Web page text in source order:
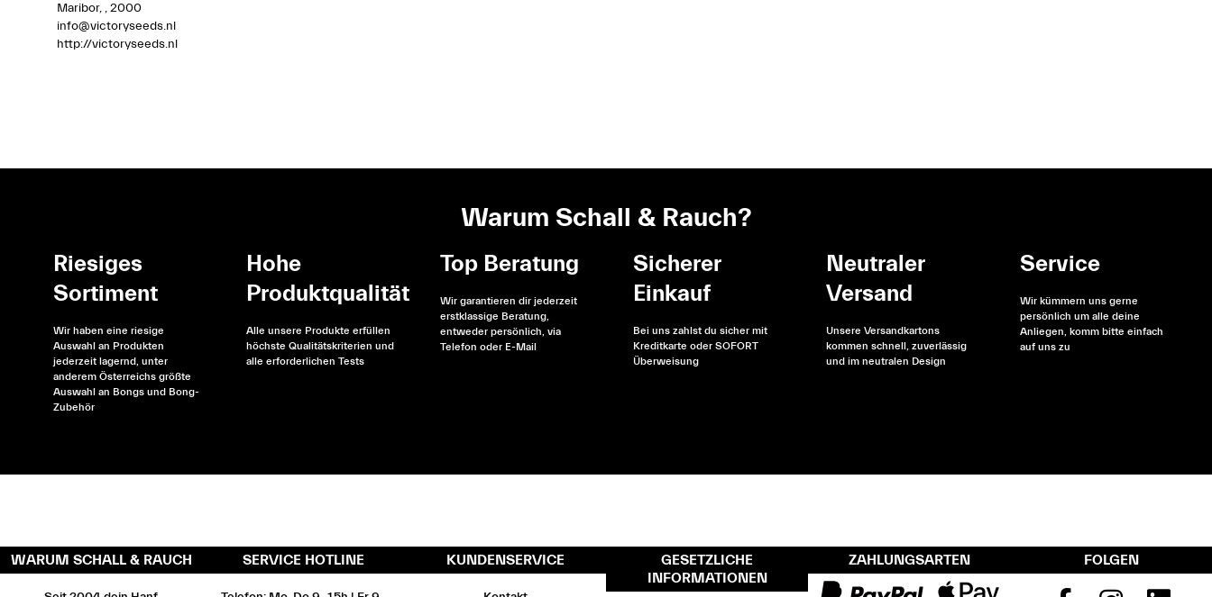
Maribor, , 2000
info@victoryseeds.nl
http://victoryseeds.nl
Warum Schall & Rauch?
Riesiges
Sortiment
Wir haben eine riesige
Auswahl an Produkten
jederzeit lagernd, unter
anderem Österreichs größte
Auswahl an Bongs und Bong-
Zubehör
Hohe
Produktqualität
Alle unsere Produkte erfüllen
höchste Qualitätskriterien und
alle erforderlichen Tests
Top Beratung
Wir garantieren dir jederzeit
erstklassige Beratung,
entweder persönlich, via
Telefon oder E-Mail
Sicherer
Einkauf
Bei uns zahlst du sicher mit
Kreditkarte oder SOFORT
Überweisung
Neutraler
Versand
Unsere Versandkartons
kommen schnell, zuverlässig
und im neutralen Design
Service
Wir kümmern uns gerne
persönlich um alle deine
Anliegen, komm bitte einfach
auf uns zu
WARUM SCHALL & RAUCH SERVICE HOTLINE KUNDENSERVICE
GESETZLICHE
INFORMATIONEN
ZAHLUNGSARTEN FOLGEN